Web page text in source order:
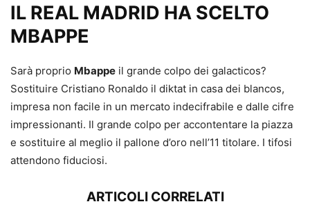
IL REAL MADRID HA SCELTO
MBAPPE
Sarà proprio Mbappe il grande colpo dei galacticos?
Sostituire Cristiano Ronaldo il diktat in casa dei blancos,
impresa non facile in un mercato indecifrabile e dalle cifre
impressionanti. Il grande colpo per accontentare la piazza
e sostituire al meglio il pallone d’oro nell’11 titolare. I tifosi
attendono fiduciosi.
ARTICOLI CORRELATI